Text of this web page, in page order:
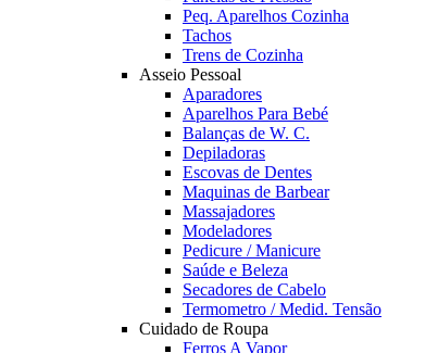
Peq. Aparelhos Cozinha
Tachos
Trens de Cozinha
Asseio Pessoal
Aparadores
Aparelhos Para Bebé
Balanças de W. C.
Depiladoras
Escovas de Dentes
Maquinas de Barbear
Massajadores
Modeladores
Pedicure / Manicure
Saúde e Beleza
Secadores de Cabelo
Termometro / Medid. Tensão
Cuidado de Roupa
Ferros A Vapor